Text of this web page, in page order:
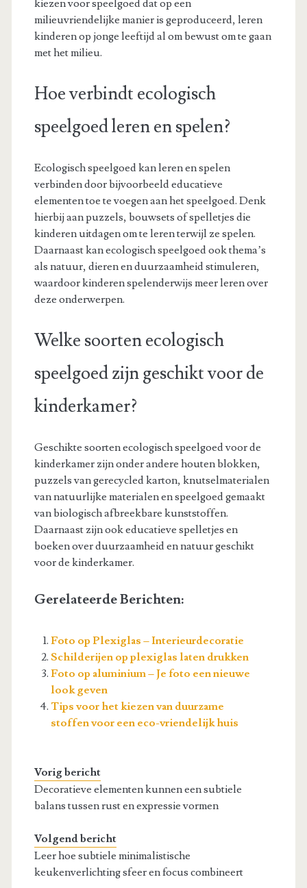
kiezen voor speelgoed dat op een
milieuvriendelijke manier is geproduceerd, leren
kinderen op jonge leeftijd al om bewust om te gaan
met het milieu.
Hoe verbindt ecologisch
speelgoed leren en spelen?
Ecologisch speelgoed kan leren en spelen
verbinden door bijvoorbeeld educatieve
elementen toe te voegen aan het speelgoed. Denk
hierbij aan puzzels, bouwsets of spelletjes die
kinderen uitdagen om te leren terwijl ze spelen.
Daarnaast kan ecologisch speelgoed ook thema’s
als natuur, dieren en duurzaamheid stimuleren,
waardoor kinderen spelenderwijs meer leren over
deze onderwerpen.
Welke soorten ecologisch
speelgoed zijn geschikt voor de
kinderkamer?
Geschikte soorten ecologisch speelgoed voor de
kinderkamer zijn onder andere houten blokken,
puzzels van gerecycled karton, knutselmaterialen
van natuurlijke materialen en speelgoed gemaakt
van biologisch afbreekbare kunststoffen.
Daarnaast zijn ook educatieve spelletjes en
boeken over duurzaamheid en natuur geschikt
voor de kinderkamer.
Gerelateerde Berichten:
Foto op Plexiglas – Interieurdecoratie
Schilderijen op plexiglas laten drukken
Foto op aluminium – Je foto een nieuwe
look geven
Tips voor het kiezen van duurzame
stoffen voor een eco-vriendelijk huis
Vorig bericht
Decoratieve elementen kunnen een subtiele
balans tussen rust en expressie vormen
Volgend bericht
Leer hoe subtiele minimalistische
keukenverlichting sfeer en focus combineert